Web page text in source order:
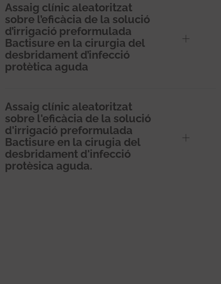
Assaig clínic aleatoritzat
sobre l’eficàcia de la solució
d’irrigació preformulada
Bactisure en la cirurgia del
desbridament d’infecció
protètica aguda
Assaig clínic aleatoritzat
sobre l'eficàcia de la solució
d'irrigació preformulada
Bactisure en la cirugia del
desbridament d'infecció
protèsica aguda.